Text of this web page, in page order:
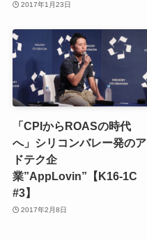
2017年1月23日
「CPIからROASの時代
へ」シリコンバレー発のア
ドテク企
業”AppLovin”【K16-1C
#3】
2017年2月8日